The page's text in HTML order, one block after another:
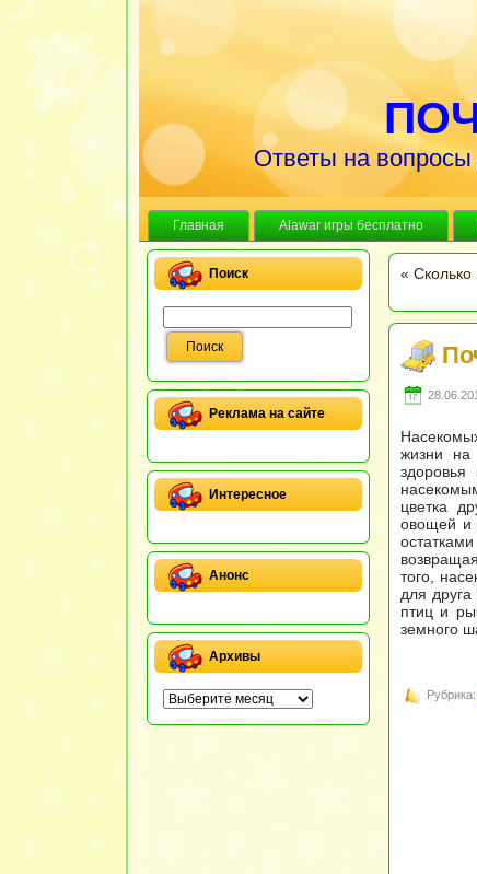
Ответы на вопросы
Главная Alawar игры бесплатно
Поиск
Реклама на сайте
Интересное
Анонс
Архивы
« Сколько
жизни на
цветка
овощей и
того,
для
птиц и
земного
Рубрика: